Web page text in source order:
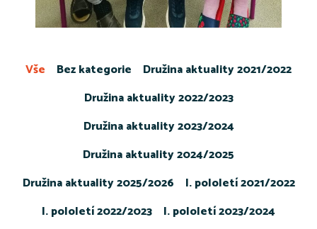
Bez kategorie
Družina aktuality 2021/2022
Družina aktuality 2022/2023
Družina aktuality 2023/2024
Družina aktuality 2024/2025
Družina aktuality 2025/2026
I. pololetí 2021/2022
I. pololetí 2022/2023
I. pololetí 2023/2024
Vše